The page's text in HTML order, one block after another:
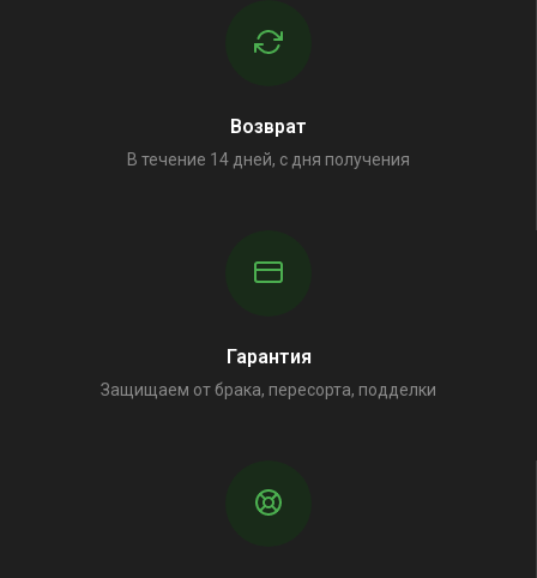
Возврат
В течение 14 дней, с дня получения
Гарантия
Защищаем от брака, пересорта, подделки